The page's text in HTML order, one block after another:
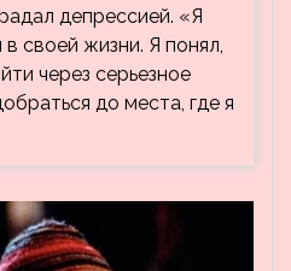
депрессией. «Я
своей жизни. Я понял,
через серьезное
до места, где я